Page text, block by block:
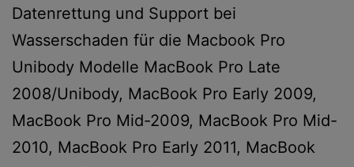
Datenrettung und Support bei
Wasserschaden für die Macbook Pro
Unibody Modelle MacBook Pro Late
2008/Unibody, MacBook Pro Early 2009,
MacBook Pro Mid-2009, MacBook Pro Mid-
2010, MacBook Pro Early 2011, MacBook